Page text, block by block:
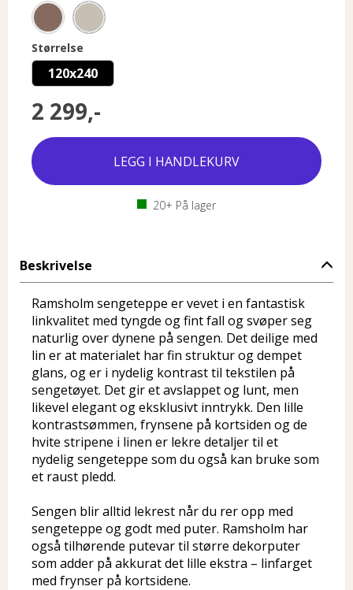
Størrelse
120x240
2 299,-
20+ På lager
Beskrivelse
Ramsholm sengeteppe er vevet i en fantastisk
linkvalitet med tyngde og fint fall og svøper seg
naturlig over dynene på sengen. Det deilige med
lin er at materialet har fin struktur og dempet
glans, og er i nydelig kontrast til tekstilen på
sengetøyet. Det gir et avslappet og lunt, men
likevel elegant og eksklusivt inntrykk. Den lille
kontrastsømmen, frynsene på kortsiden og de
hvite stripene i linen er lekre detaljer til et
nydelig sengeteppe som du også kan bruke som
et raust pledd.
Sengen blir alltid lekrest når du rer opp med
sengeteppe og godt med puter. Ramsholm har
også tilhørende putevar til større dekorputer
som adder på akkurat det lille ekstra – linfarget
med frynser på kortsidene.